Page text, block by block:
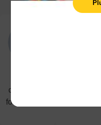
campus de
formation en